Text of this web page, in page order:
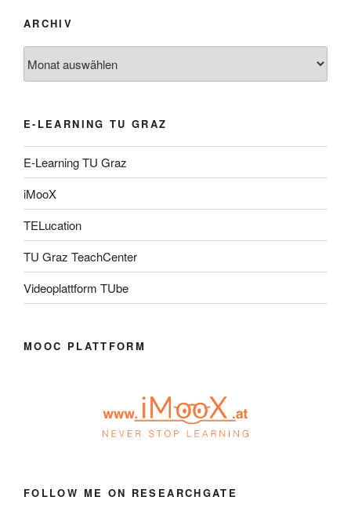
ARCHIV
E-LEARNING TU GRAZ
E-Learning TU Graz
iMooX
TELucation
TU Graz TeachCenter
Videoplattform TUbe
MOOC PLATTFORM
FOLLOW ME ON RESEARCHGATE